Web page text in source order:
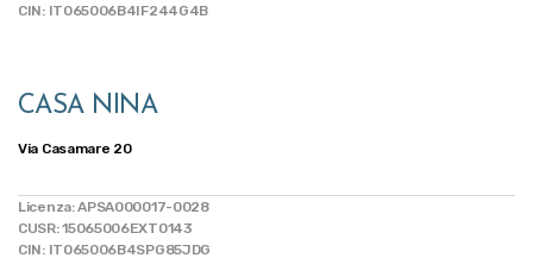
CIN: IT065006B4IF244G4B
CASA NINA
Via Casamare 20
Licenza: APSA000017-0028
CUSR: 15065006EXT0143
CIN: IT065006B4SPG85JDG